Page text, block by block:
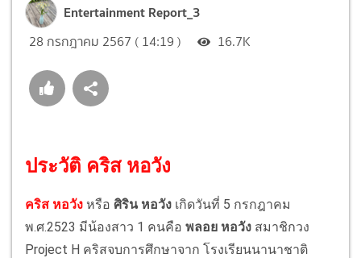
Entertainment Report_3
28 กรกฎาคม 2567 ( 14:19 ) 16.7K
ประวัติ คริส หอวัง
คริส หอวัง หรือ ศิริน หอวัง เกิดวันที่ 5 กรกฎาคม
พ.ศ.2523 มีน้องสาว 1 คนคือ พลอย หอวัง สมาชิกวง
Project H คริสจบการศึกษาจาก โรงเรียนนานาชาติ